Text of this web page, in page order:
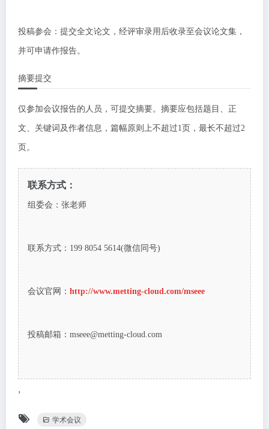
投稿参会：提交全文论文，经评审录用后收录至会议论文集，
并可申请作报告。
摘要提交
仅参加会议报告的人员，可提交摘要。摘要应包括题目、正
文、关键词及作者信息，篇幅原则上不超过1页，最长不超过2
页。
联系方式：
组委会：张老师
联系方式：199 8054 5614(微信同号)
会议官网： http://www.metting-cloud.com/mseee
投稿邮箱：mseee@metting-cloud.com
,
学术会议